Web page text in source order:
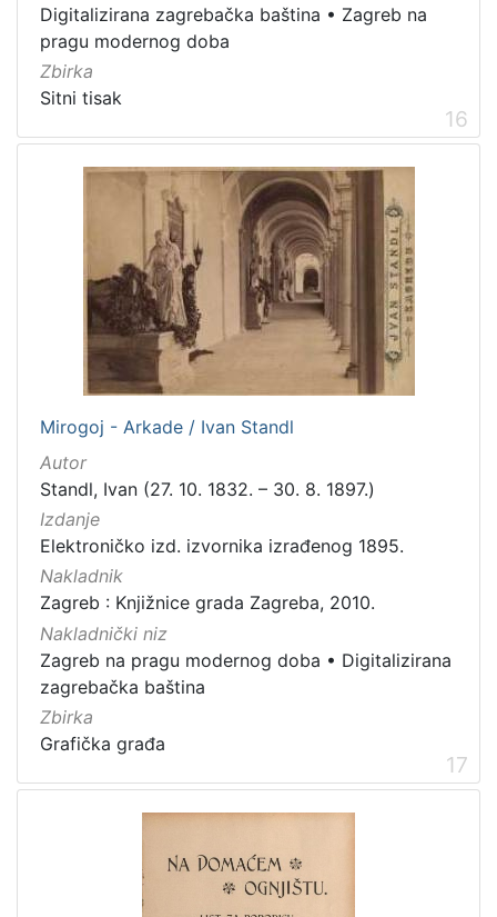
Digitalizirana zagrebačka baština • Zagreb na
pragu modernog doba
Zbirka
Sitni tisak
16
Mirogoj - Arkade / Ivan Standl
Autor
Standl, Ivan (27. 10. 1832. – 30. 8. 1897.)
Izdanje
Elektroničko izd. izvornika izrađenog 1895.
Nakladnik
Zagreb : Knjižnice grada Zagreba, 2010.
Nakladnički niz
Zagreb na pragu modernog doba • Digitalizirana
zagrebačka baština
Zbirka
Grafička građa
17